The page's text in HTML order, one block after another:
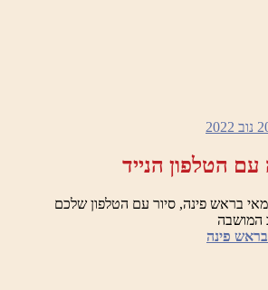
נוב 2022
הטלפון הנייד
בראש פינה, סיור עם הטלפון שלכם
המושבה
בראש פינה